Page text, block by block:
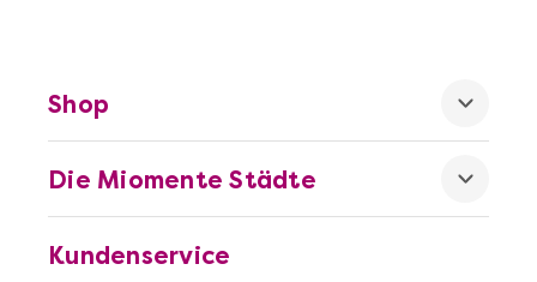
Kundenservice
Die Miomente Städte
Shop